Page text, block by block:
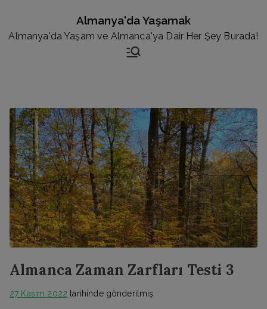
Almanya'da Yaşamak
Almanya'da Yaşam ve Almanca'ya Dair Her Şey Burada!
Almanca Zaman Zarfları Testi 3
27 Kasım 2022 tarihinde gönderilmiş